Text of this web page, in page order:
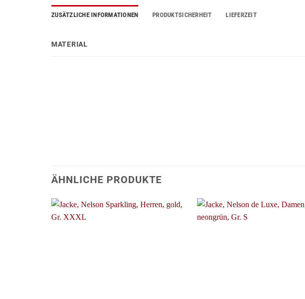
ZUSÄTZLICHE INFORMATIONEN PRODUKTSICHERHEIT LIEFERZEIT
MATERIAL
ÄHNLICHE PRODUKTE